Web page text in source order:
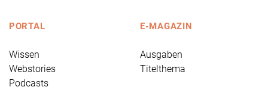
PORTAL
Wissen
Webstories
Podcasts
E-MAGAZIN
Ausgaben
Titelthema